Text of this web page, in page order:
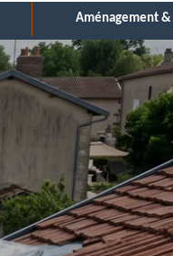
Aménagement &